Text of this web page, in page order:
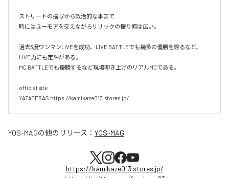
ストリートの描写から政治的な事まで.
時にはユーモアを交えながらリリックの振り幅は広い。
過去3度ワンマンLIVEを成功、LIVE BATTLEでも幾多の優勝を誇るなど、
LIVE力にも定評がある。
MC BATTLEでも優勝するなど現場叩き上げのリアルMCである。
official site
YATATERAS https://kamikaze013.stores.jp/
YOS-MAGの他のリリース： YOS-MAG
https://kamikaze013.stores.jp/